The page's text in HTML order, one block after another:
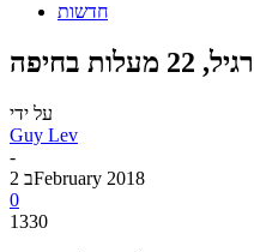
חדשות
בחיפה
על ידי
Guy Lev
-
2 בFebruary 2018
0
1330